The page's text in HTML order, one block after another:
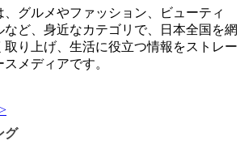
、グルメやファッション、ビューティ
など、身近なカテゴリで、日本全国を網
り上げ、生活に役立つ情報をストレー
メディアです。
グ